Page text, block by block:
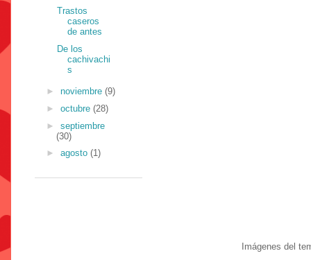
Trastos
caseros
de antes
De los
cachivachi
s
► noviembre (9)
► octubre (28)
► septiembre
(30)
► agosto (1)
Imágenes del